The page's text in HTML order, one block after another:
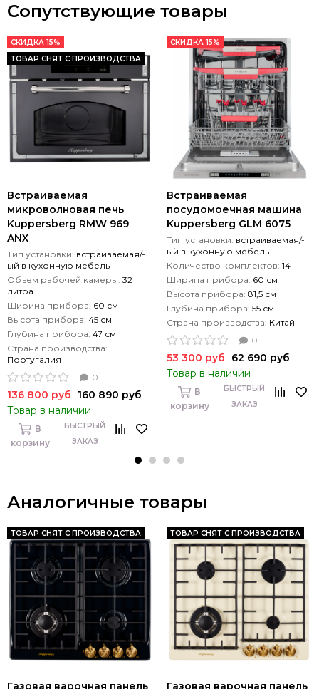
Сопутствующие товары
СКИДКА 15%
ТОВАР СНЯТ С ПРОИЗВОДСТВА
Встраиваемая
микроволновая печь
Kuppersberg RMW 969
ANX
Тип установки: встраиваемая/-
ый в кухонную мебель
Объем рабочей камеры: 32
литра
Ширина прибора: 60 см
Высота прибора: 45 см
Глубина прибора: 47 см
Страна производства:
Португалия
0
136 800 руб 160 890 руб
Товар в наличии
В
корзину
БЫСТРЫЙ
ЗАКАЗ
СКИДКА 15%
Встраиваемая
посудомоечная машина
Kuppersberg GLM 6075
Тип установки: встраиваемая/-
ый в кухонную мебель
Количество комплектов: 14
Ширина прибора: 60 см
Высота прибора: 81,5 см
Глубина прибора: 55 см
Страна производства: Китай
0
53 300 руб 62 690 руб
Товар в наличии
В
корзину
БЫСТРЫЙ
ЗАКАЗ
Аналогичные товары
ТОВАР СНЯТ С ПРОИЗВОДСТВА
Газовая варочная панель
ТОВАР СНЯТ С ПРОИЗВОДСТВА
Газовая варочная панель